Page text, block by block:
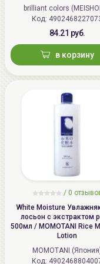
амбра).
Способ
лица
пальцев и
массирующими
brilliant colors
(Япония)
Код:
84.21 руб.
в корзину
/ 0
White Moisture
лосьон с экстрактом
500мл / MOMOTANI Rice
Lotion
MOMOTANI
Код: